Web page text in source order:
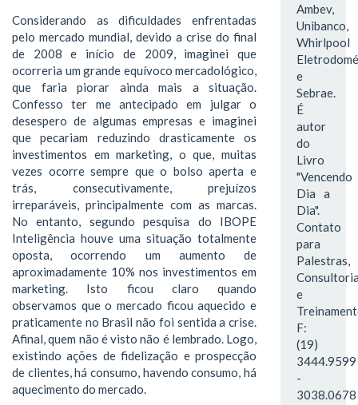
Considerando as dificuldades enfrentadas
pelo mercado mundial, devido a crise do final
de 2008 e início de 2009, imaginei que
ocorreria um grande equívoco mercadológico,
que faria piorar ainda mais a situação.
Confesso ter me antecipado em julgar o
desespero de algumas empresas e imaginei
que pecariam reduzindo drasticamente os
investimentos em marketing, o que, muitas
vezes ocorre sempre que o bolso aperta e
trás, consecutivamente, prejuízos
irreparáveis, principalmente com as marcas.
No entanto, segundo pesquisa do IBOPE
Inteligência houve uma situação totalmente
oposta, ocorrendo um aumento de
aproximadamente 10% nos investimentos em
marketing. Isto ficou claro quando
observamos que o mercado ficou aquecido e
praticamente no Brasil não foi sentida a crise.
Afinal, quem não é visto não é lembrado. Logo,
existindo ações de fidelização e prospecção
de clientes, há consumo, havendo consumo, há
aquecimento do mercado.
Ambev,
Unibanco,
Whirlpool
e
Sebrae.
É
autor
do
Livro
"Vencendo
Dia a
Dia".
Contato
para
Palestras,
e
F:
(19)
3444.9599
-
3038.0678